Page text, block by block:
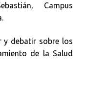
Campus
y debatir sobre los
de la Salud